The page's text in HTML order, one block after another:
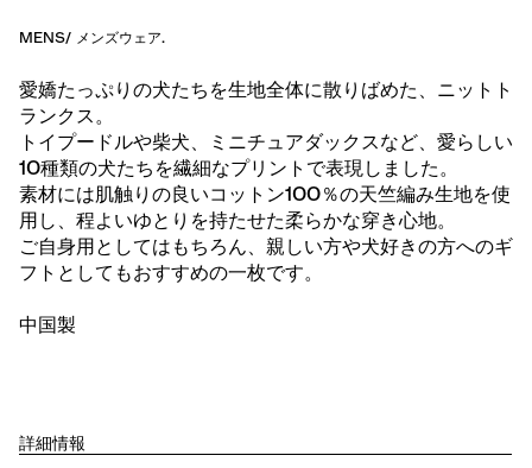
MENS/ メンズウェア.
愛嬌たっぷりの犬たちを生地全体に散りばめた、ニットト
ランクス。
トイプードルや柴犬、ミニチュアダックスなど、愛らしい
10種類の犬たちを繊細なプリントで表現しました。
素材には肌触りの良いコットン100％の天竺編み生地を使
用し、程よいゆとりを持たせた柔らかな穿き心地。
ご自身用としてはもちろん、親しい方や犬好きの方へのギ
フトとしてもおすすめの一枚です。
中国製
詳細情報